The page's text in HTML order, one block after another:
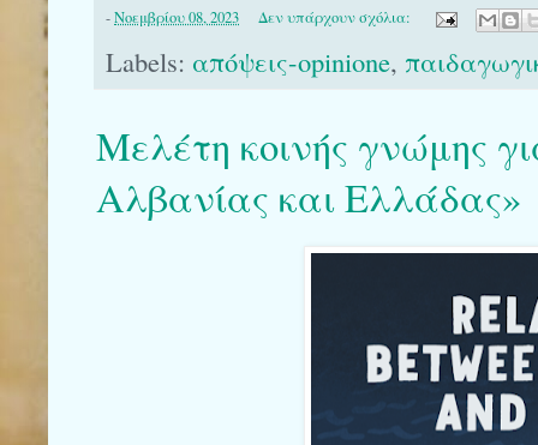
-Νοεμβρίου 08, 2023 Δεν υπάρχουν σχόλια:
Labels: απόψεις-opinione,
Μελέτη κοινής γνώμης
Αλβανίας και Ελλάδας»